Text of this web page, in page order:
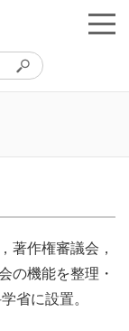
著作権審議会，
の機能を整理・
省に設置。